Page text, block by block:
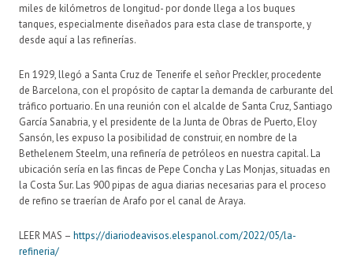
miles de kilómetros de longitud- por donde llega a los buques
tanques, especialmente diseñados para esta clase de transporte, y
desde aquí a las refinerías.
En 1929, llegó a Santa Cruz de Tenerife el señor Preckler, procedente
de Barcelona, con el propósito de captar la demanda de carburante del
tráfico portuario. En una reunión con el alcalde de Santa Cruz, Santiago
García Sanabria, y el presidente de la Junta de Obras de Puerto, Eloy
Sansón, les expuso la posibilidad de construir, en nombre de la
Bethelenem Steelm, una refinería de petróleos en nuestra capital. La
ubicación sería en las fincas de Pepe Concha y Las Monjas, situadas en
la Costa Sur. Las 900 pipas de agua diarias necesarias para el proceso
de refino se traerían de Arafo por el canal de Araya.
LEER MAS – https://diariodeavisos.elespanol.com/2022/05/la-
refineria/